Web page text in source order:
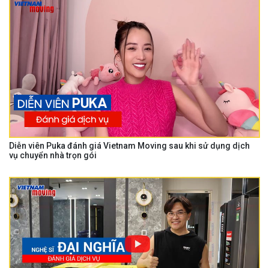
Diễn viên Puka đánh giá Vietnam Moving sau khi sử dụng dịch
vụ chuyển nhà trọn gói